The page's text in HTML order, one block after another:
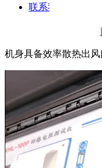
联系我们
机身具备效率散热出